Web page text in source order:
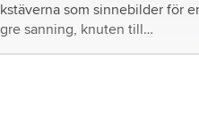
som sinnebilder för
sanning, knuten till
form, vokalernas och